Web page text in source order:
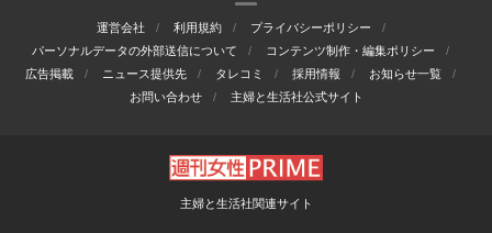
運営会社 利用規約
プライバシーポリシー
パーソナルデータの外部送信について
コンテンツ制作・編集ポリシー
広告掲載
ニュース提供先 タレコミ 採用情報
お知らせ一覧
お問い合わせ
主婦と生活社公式サイト
主婦と生活社関連サイト